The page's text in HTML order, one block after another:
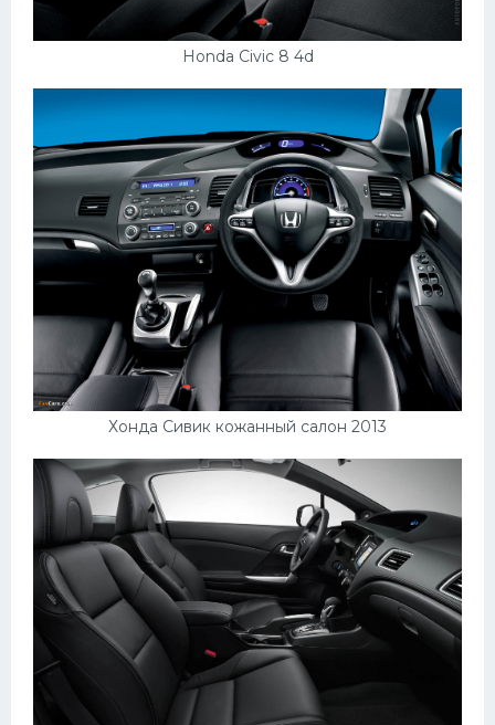
Honda Civic 8 4d
Хонда Сивик кожанный салон 2013